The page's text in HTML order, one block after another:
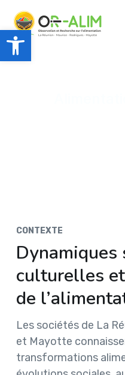
Ouvrir la barre d’outils
CONTEXTE
Dynamiques
culturelles
de
Les sociétés de La
et Mayotte
transformations